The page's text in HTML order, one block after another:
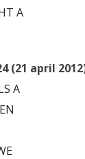
A
(21 april
A